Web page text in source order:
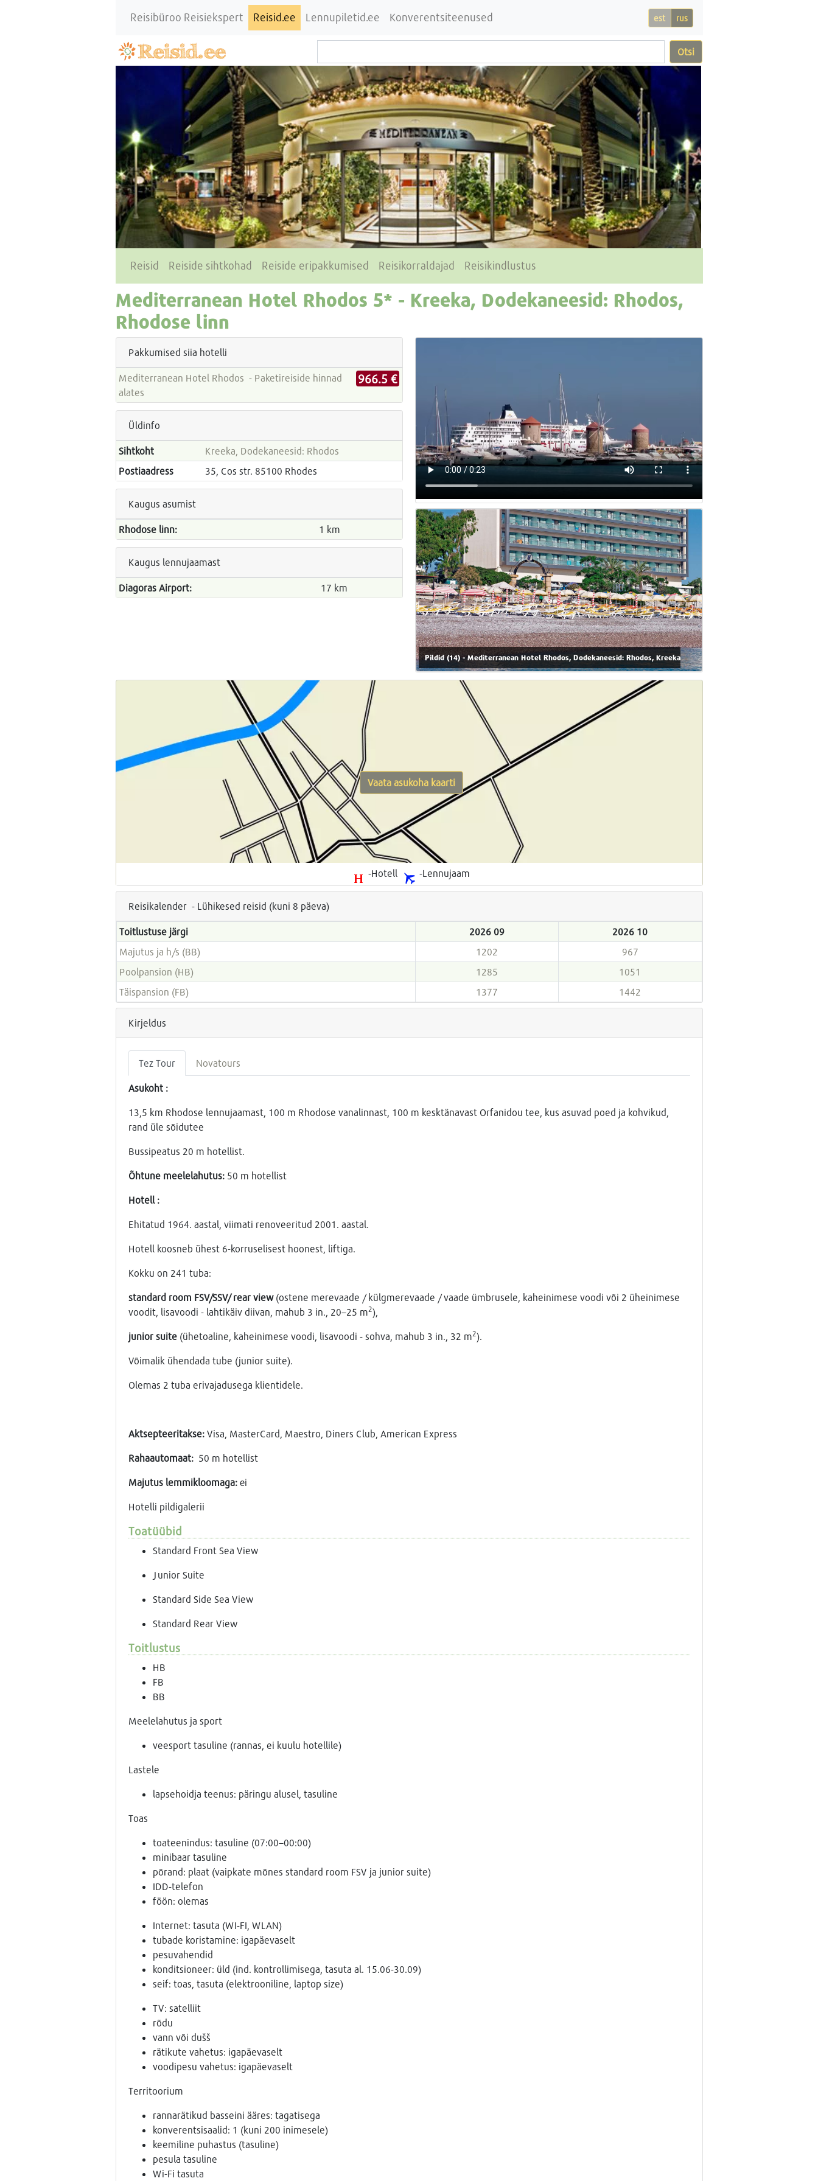
Reisibüroo Reisiekspert Reisid.ee Lennupiletid.ee Konverentsiteenused est rus
Otsi
Reisid Reiside sihtkohad Reiside eripakkumised Reisikorraldajad Reisikindlustus
Mediterranean Hotel Rhodos 5* - Kreeka, Dodekaneesid: Rhodos,
Rhodose linn
Pakkumised siia hotelli
Mediterranean Hotel Rhodos - Paketireiside hinnad
alates
966.5 €
Üldinfo
Sihtkoht
Kreeka, Dodekaneesid: Rhodos
Postiaadress
35, Cos str. 85100 Rhodes
Kaugus asumist
Rhodose linn: 1 km
Kaugus lennujaamast
Diagoras Airport: 17 km
Pildid (14) - Mediterranean Hotel Rhodos, Dodekaneesid: Rhodos, Kreeka
-Hotell -Lennujaam
Vaata asukoha kaarti
Reisikalender - Lühikesed reisid (kuni 8 päeva)
Toitlustuse järgi 2026 09
2026 10
Majutus ja h/s (BB)
1202
967
Poolpansion (HB)
1285
1051
Täispansion (FB)
1377 1442
Kirjeldus
Tez Tour Novatours
Asukoht :
13,5 km Rhodose lennujaamast, 100 m Rhodose vanalinnast, 100 m kesktänavast Orfanidou tee, kus asuvad poed ja kohvikud,
rand üle sõidutee
Bussipeatus 20 m hotellist.
Õhtune meelelahutus:50 m hotellist
Hotell :
Ehitatud 1964. aastal, viimati renoveeritud 2001. aastal.
Hotell koosneb ühest 6-korruselisest hoonest, liftiga.
Kokku on 241 tuba:
standard room FSV/SSV/rear view(ostene merevaade / külgmerevaade / vaade ümbrusele, kaheinimese voodi või 2 üheinimese
voodit, lisavoodi - lahtikäiv diivan, mahub 3 in., 20–25 m2),
junior suite (ühetoaline, kaheinimese voodi, lisavoodi - sohva, mahub 3 in., 32 m2).
Võimalik ühendada tube (junior suite).
Olemas 2 tuba erivajadusega klientidele.
Aktsepteeritakse: Visa, MasterCard, Maestro, Diners Club, American Express
Rahaautomaat: 50 m hotellist
Majutus lemmikloomaga: еi
Hotelli pildigalerii
Toatüübid
Standard Front Sea View
Junior Suite
Standard Side Sea View
Standard Rear View
Toitlustus
HB
FB
BB
Meelelahutus ja sport
veesport tasuline (rannas, ei kuulu hotellile)
Lastele
lapsehoidja teenus: päringu alusel, tasuline
Toas
toateenindus: tasuline (07:00–00:00)
minibaar tasuline
põrand: plaat (vaipkate mõnes standard room FSV ja junior suite)
IDD-telefon
föön: olemas
Internet: tasuta (WI-FI, WLAN)
tubade koristamine: igapäevaselt
pesuvahendid
konditsioneer: üld (ind. kontrollimisega, tasuta al. 15.06-30.09)
seif: toas, tasuta (elektrooniline, laptop size)
TV: satelliit
rõdu
vann või dušš
rätikute vahetus: igapäevaselt
voodipesu vahetus: igapäevaselt
Territoorium
rannarätikud basseini ääres: tagatisega
konverentsisaalid: 1 (kuni 200 inimesele)
keemiline puhastus (tasuline)
pesula tasuline
Wi-Fi tasuta